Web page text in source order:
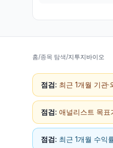
홈/종목 탐색/지투지바이오
점검: 최근 1개월 기관
점검: 애널리스트 목표
점검: 최근 1개월 수익